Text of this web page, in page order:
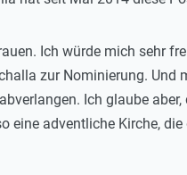
Ich würde mich sehr
zur Nominierung. Und
Ich glaube aber,
eine adventliche Kirche, die